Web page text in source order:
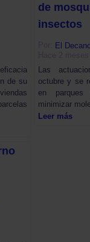
de su
de
insectos
El
Las
octubre y se
en
minimizar
Leer más